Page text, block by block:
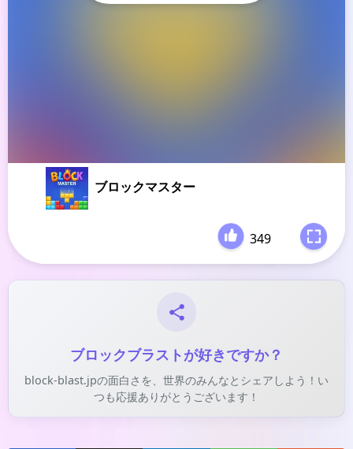
ブロックマスター
349
ブロックブラストが好きですか？
block-blast.jpの面白さを、世界のみんなとシェアしよう！い
つも応援ありがとうございます！